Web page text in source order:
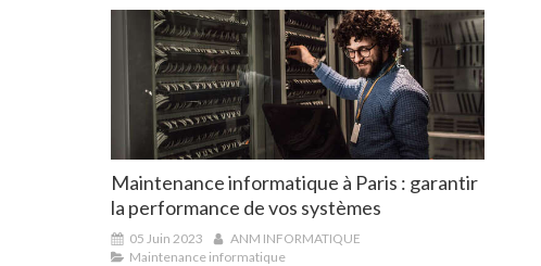
Maintenance informatique à Paris : garantir
la performance de vos systèmes
05 Juin 2023
ANM INFORMATIQUE
Maintenance informatique